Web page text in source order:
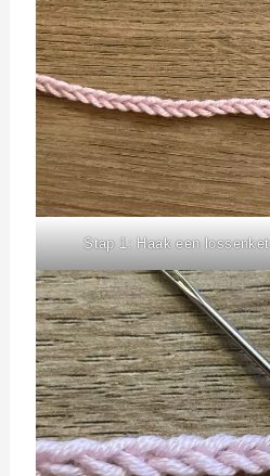
Stap 1: Haak een